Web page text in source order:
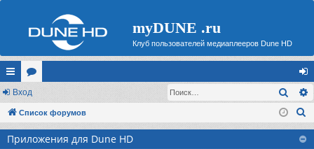
myDUNE .ru
Клуб пользователей медиаплееров Dune HD
с
ы
лк
ор
ум
хо
д
Вход
Список форумов
Приложения для Dune HD